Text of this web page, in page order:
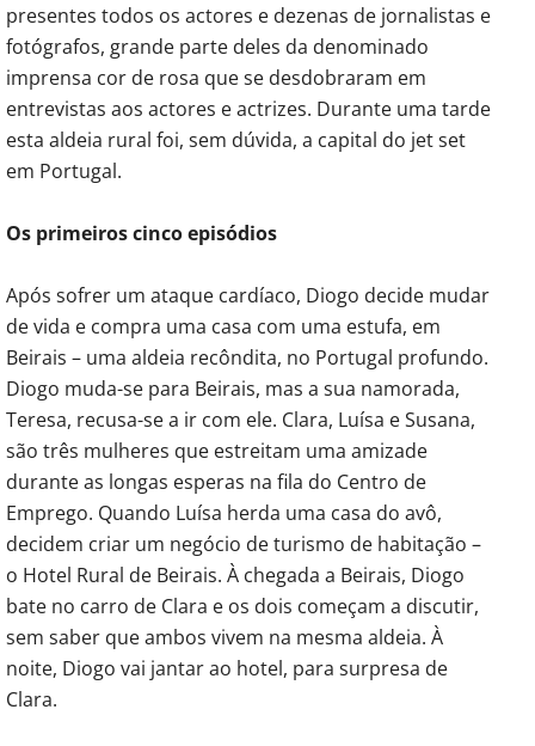
presentes todos os actores e dezenas de jornalistas e
fotógrafos, grande parte deles da denominado
imprensa cor de rosa que se desdobraram em
entrevistas aos actores e actrizes. Durante uma tarde
esta aldeia rural foi, sem dúvida, a capital do jet set
em Portugal.
Os primeiros cinco episódios
Após sofrer um ataque cardíaco, Diogo decide mudar
de vida e compra uma casa com uma estufa, em
Beirais – uma aldeia recôndita, no Portugal profundo.
Diogo muda-se para Beirais, mas a sua namorada,
Teresa, recusa-se a ir com ele. Clara, Luísa e Susana,
são três mulheres que estreitam uma amizade
durante as longas esperas na fila do Centro de
Emprego. Quando Luísa herda uma casa do avô,
decidem criar um negócio de turismo de habitação –
o Hotel Rural de Beirais. À chegada a Beirais, Diogo
bate no carro de Clara e os dois começam a discutir,
sem saber que ambos vivem na mesma aldeia. À
noite, Diogo vai jantar ao hotel, para surpresa de
Clara.